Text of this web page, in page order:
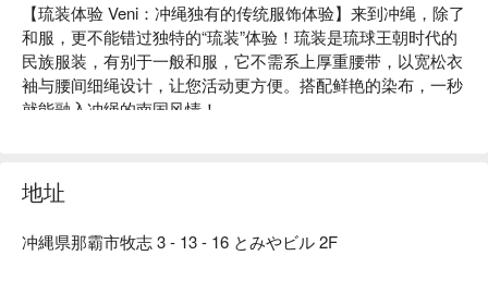
【琉装体验 Veni：冲绳独有的传统服饰体验】来到冲绳，除了
和服，更不能错过独特的“琉装”体验！琉装是琉球王朝时代的
民族服装，有别于一般和服，它不需系上厚重腰带，以宽松衣
袖与腰间细绳设计，让您活动更方便。搭配鲜艳的染布，一秒
就能融入冲绳的南国风情！
服务，让每位顾客都能留下美好回忆。
【必试项目】
拍摄服务，捕捉您身着琉装的美丽瞬间。
地址
冲縄県那霸市牧志 3 - 13 - 16 とみやビル 2F